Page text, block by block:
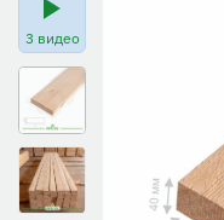
3 видео